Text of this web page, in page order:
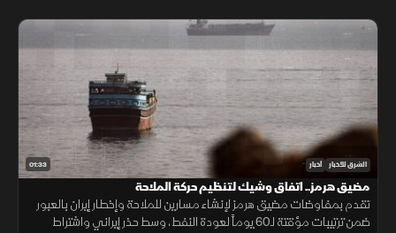
01:33 الشرق للأخبار أخبار
مضيق هرمز.. اتفاق وشيك لتنظيم حركة الملاحة
تقدم بمفاوضات مضيق هرمز لإنشاء مسارين للملاحة وإخطار إيران بالعبور
ضمن ترتيبات مؤقتة لـ60 يوماً لعودة النفط، وسط حذر إيراني واشتراط